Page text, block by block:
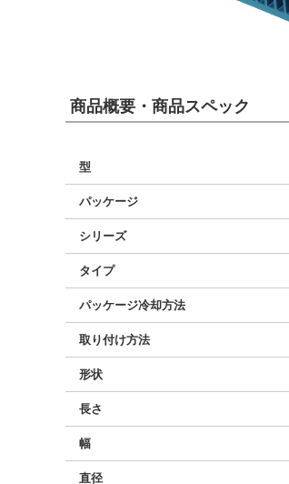
商品概要・商品スペック
型
パッケージ
シリーズ
タイプ
パッケージ冷却方法
取り付け方法
形状
長さ
幅
直径